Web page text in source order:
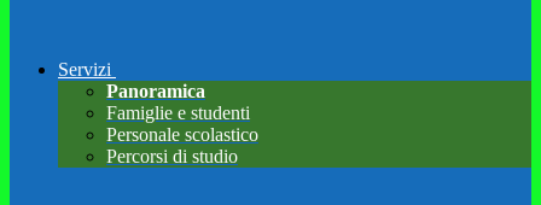
Servizi
Panoramica
Famiglie e studenti
Personale scolastico
Percorsi di studio